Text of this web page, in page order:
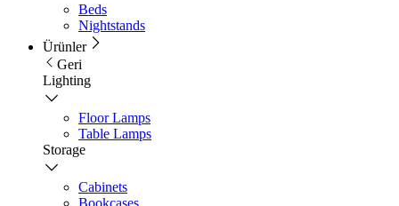
Beds
Nightstands
Ürünler
Geri
Lighting
Floor Lamps
Table Lamps
Storage
Cabinets
Bookcases